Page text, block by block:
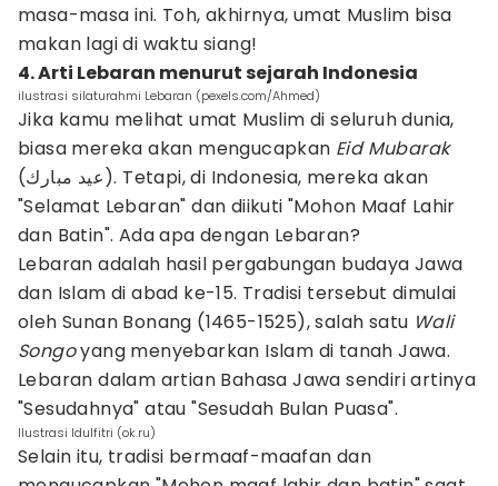
masa-masa ini. Toh, akhirnya, umat Muslim bisa
makan lagi di waktu siang!‎
4. Arti Lebaran menurut sejarah Indonesia
ilustrasi silaturahmi Lebaran (pexels.com/Ahmed)
Jika kamu melihat umat Muslim di seluruh dunia,
biasa mereka akan mengucapkan Eid Mubarak
(عيد مبارك). ‎Tetapi, di Indonesia, mereka akan
"Selamat Lebaran" dan diikuti "Mohon Maaf Lahir
dan Batin". Ada apa dengan Lebaran?
Lebaran adalah hasil pergabungan budaya Jawa
dan Islam di abad ke-15. Tradisi tersebut dimulai
oleh Sunan Bonang (1465-1525), salah satu Wali
Songoyang menyebarkan Islam di tanah Jawa.
Lebaran dalam artian Bahasa Jawa sendiri artinya
"Sesudahnya" atau "Sesudah Bulan Puasa".
Ilustrasi Idulfitri (ok.ru)
Selain itu, tradisi bermaaf-maafan dan